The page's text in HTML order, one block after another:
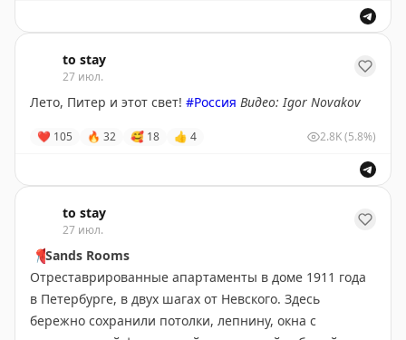
УArt Travel Clubкак раз в этот короткий период
запланировано
путешествие "Легендарная осень на
Алтае". Это путешествие подойдёт тем, кто давно
мечтал увидеть Алтай впервые. И тем, кто уже был
красках.
Маршрут проверен не одним сезоном. Все переезды,
остановки и места проживания продуманы так, чтобы
путешествие получилось комфортным и
насыщенным, а осенью меняется только одно —
природа вокруг. Для проживания выбраны уютные
места, которые становятся частью впечатлений от
Алтая. После насыщенных дней особенно приятно
to stay
27 июл.
Лето, Питер и этот свет! #Россия Видео: Igor Novakov
❤ 105 🔥 32 🥰 18 👍 4 2.8K(5.8%)
to stay
27 июл.
📍Sands Rooms
Отреставрированные апартаменты в доме 1911 года
в Петербурге, в двух шагах от Невского. Здесь
бережно сохранили потолки, лепнину, окна c